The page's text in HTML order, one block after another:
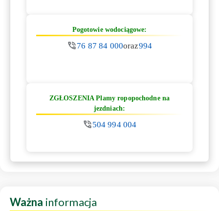
Pogotowie wodociągowe:
76 87 84 000oraz994
ZGŁOSZENIA Plamy ropopochodne na
jezdniach:
504 994 004
Ważna informacja